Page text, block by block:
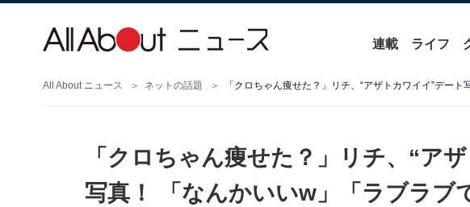
連載 ライフ
All About ニュース ネットの話題 「クロちゃん痩せた？」リチ、“アザトカワイイ”デー
「クロちゃん痩せた？」リチ、“ア
写真！ 「なんかいいw」「ラブラブ